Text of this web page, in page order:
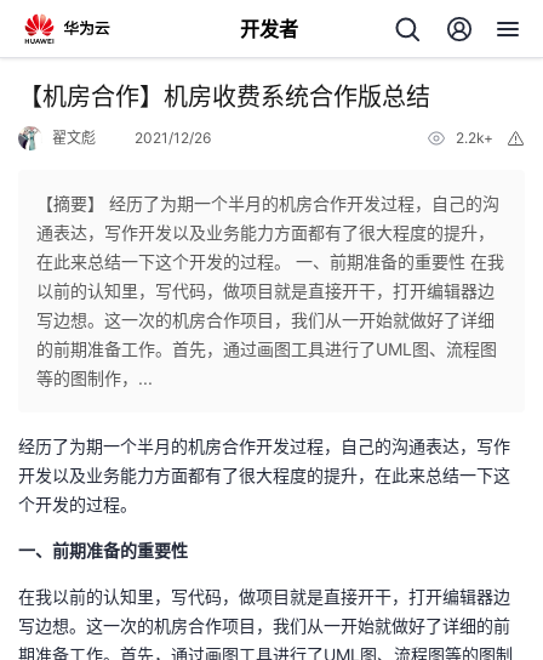
开发者
返
个
人
页
我
开
者
我
【机房合作】机房收费系统合作版总结
翟文彪 2021/12/26 2.2k+
【摘要】 经历了为期一个半月的机房合作开发过程，自己的沟
通表达，写作开发以及业务能力方面都有了很大程度的提升，
在此来总结一下这个开发的过程。 一、前期准备的重要性 在我
以前的认知里，写代码，做项目就是直接开干，打开编辑器边
写边想。这一次的机房合作项目，我们从一开始就做好了详细
的前期准备工作。首先，通过画图工具进行了UML图、流程图
等的图制作，...
经历了为期一个半月的机房合作开发过程，自己的沟通表达，写作
开发以及业务能力方面都有了很大程度的提升，在此来总结一下这
个开发的过程。
一、前期准备的重要性
在我以前的认知里，写代码，做项目就是直接开干，打开编辑器边
写边想。这一次的机房合作项目，我们从一开始就做好了详细的前
期准备工作。首先，通过画图工具进行了UML图、流程图等的图制